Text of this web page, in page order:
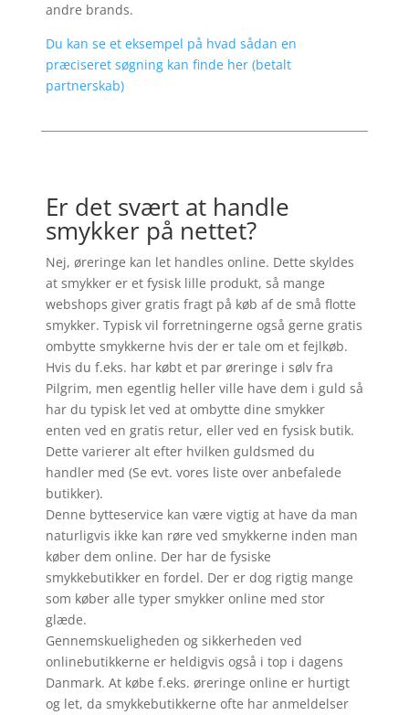
andre brands.
Du kan se et eksempel på hvad sådan en
præciseret søgning kan finde her (betalt
partnerskab)
Er det svært at handle
smykker på nettet?
Nej, øreringe kan let handles online. Dette skyldes
at smykker er et fysisk lille produkt, så mange
webshops giver gratis fragt på køb af de små flotte
smykker. Typisk vil forretningerne også gerne gratis
ombytte smykkerne hvis der er tale om et fejlkøb.
Hvis du f.eks. har købt et par øreringe i sølv fra
Pilgrim, men egentlig heller ville have dem i guld så
har du typisk let ved at ombytte dine smykker
enten ved en gratis retur, eller ved en fysisk butik.
Dette varierer alt efter hvilken guldsmed du
handler med (Se evt. vores liste over anbefalede
butikker).
Denne bytteservice kan være vigtig at have da man
naturligvis ikke kan røre ved smykkerne inden man
køber dem online. Der har de fysiske
smykkebutikker en fordel. Der er dog rigtig mange
som køber alle typer smykker online med stor
glæde.
Gennemskueligheden og sikkerheden ved
onlinebutikkerne er heldigvis også i top i dagens
Danmark. At købe f.eks. øreringe online er hurtigt
og let, da smykkebutikkerne ofte har anmeldelser